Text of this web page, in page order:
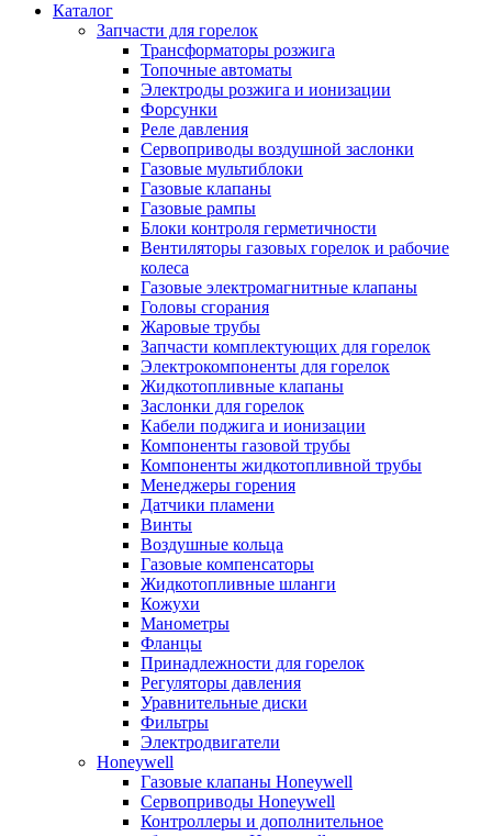
Каталог
Запчасти для горелок
Трансформаторы розжига
Топочные автоматы
Электроды розжига и ионизации
Форсунки
Реле давления
Сервоприводы воздушной заслонки
Газовые мультиблоки
Газовые клапаны
Газовые рампы
Блоки контроля герметичности
Вентиляторы газовых горелок и рабочие
колеса
Газовые электромагнитные клапаны
Головы сгорания
Жаровые трубы
Запчасти комплектующих для горелок
Электрокомпоненты для горелок
Жидкотопливные клапаны
Заслонки для горелок
Кабели поджига и ионизации
Компоненты газовой трубы
Компоненты жидкотопливной трубы
Менеджеры горения
Датчики пламени
Винты
Воздушные кольца
Газовые компенсаторы
Жидкотопливные шланги
Кожухи
Манометры
Фланцы
Принадлежности для горелок
Регуляторы давления
Уравнительные диски
Фильтры
Электродвигатели
Honeywell
Газовые клапаны Honeywell
Сервоприводы Honeywell
Контроллеры и дополнительное